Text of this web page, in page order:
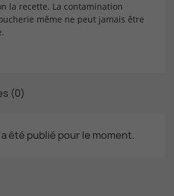
la recette. La contamination
même ne peut jamais être
(0)
été publié pour le moment.